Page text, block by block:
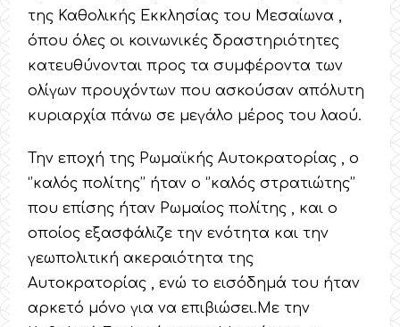
της Καθολικής Εκκλησίας του Μεσαίωνα ,
όπου όλες οι κοινωνικές δραστηριότητες
κατευθύνονται προς τα συμφέροντα των
ολίγων προυχόντων που ασκούσαν απόλυτη
κυριαρχία πάνω σε μεγάλο μέρος του λαού.
Την εποχή της Ρωμαϊκής Αυτοκρατορίας , ο
‘’καλός πολίτης’’ ήταν ο ‘’καλός στρατιώτης’’
που επίσης ήταν Ρωμαίος πολίτης , και ο
οποίος εξασφάλιζε την ενότητα και την
γεωπολιτική ακεραιότητα της
Αυτοκρατορίας , ενώ το εισόδημά του ήταν
αρκετό μόνο για να επιβιώσει.Με την